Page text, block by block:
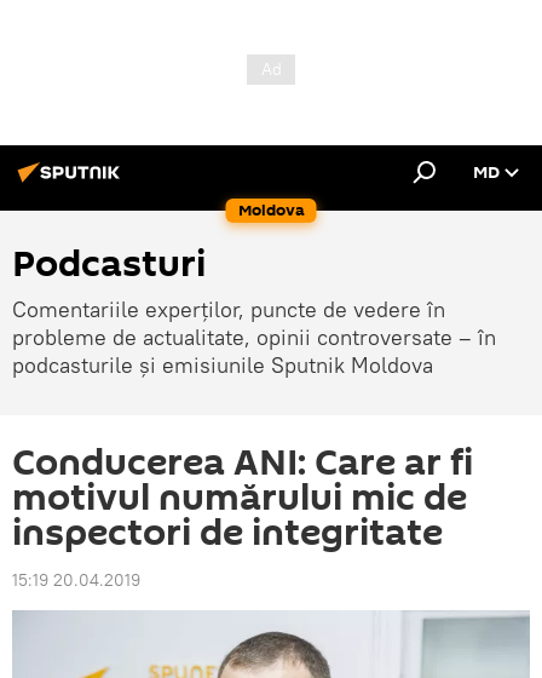
Moldova
MD
Podcasturi
Comentariile experților, puncte de vedere în
probleme de actualitate, opinii controversate – în
podcasturile și emisiunile Sputnik Moldova
Conducerea ANI: Care ar fi
motivul numărului mic de
inspectori de integritate
15:19 20.04.2019